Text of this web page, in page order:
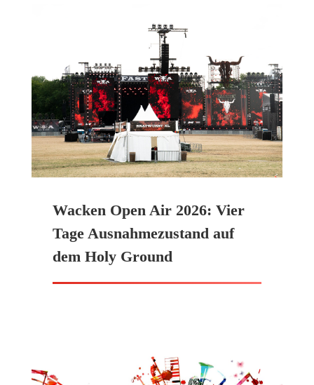
Wacken Open Air 2026: Vier
Tage Ausnahmezustand auf
dem Holy Ground